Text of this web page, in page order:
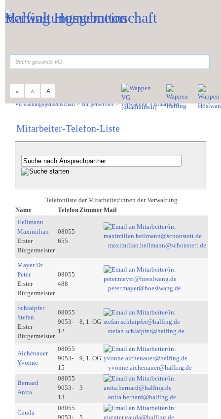
A A A
Verwaltungsgemeinschaft>Bürgerservice>Verwaltung>Mitarbeiter
Mitarbeiter-Telefon-Liste
Telefonliste der Mitarbeiter/innen der Verwaltung
Name
Telefon ZimmerMail
Heilmann
Maximilian
Erster
Bürgermeister
08055
655
maximilian.heilmann@schonstett.de
Mayer Dr.
Peter
Erster
Bürgermeister
08055
488
peter.mayer@hoeslwang.de
Schlaipfer
Stefan
Erster
Bürgermeister
08055
9053-
12
8, 1. OG
stefan.schlaipfer@halfing.de
Aichenauer
Yvonne
08055
9053-
15
9, 1. OG
yvonne.aichenauer@halfing.de
Bernard
Anita
08055
9053-
13
3
anita.bernard@halfing.de
Gauda
08055
9053-
5